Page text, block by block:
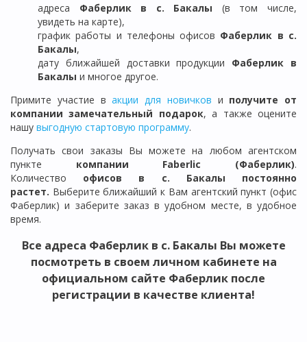
адреса Фаберлик в с. Бакалы (в том числе,
увидеть на карте),
график работы и телефоны офисов Фаберлик в с.
Бакалы,
дату ближайшей доставки продукции Фаберлик в
Бакалы и многое другое.
Примите участие вакции для новичков и получите от
компании замечательный подарок, а также оцените
нашу выгодную стартовую программу.
Получать свои заказы Вы можете на любом агентском
пункте компании Faberlic (Фаберлик).
Количество офисов в с. Бакалы постоянно
растет. Выберите ближайший к Вам агентский пункт (офис
Фаберлик) и заберите заказ в удобном месте, в удобное
время.
Все адреса Фаберлик в с. Бакалы Вы можете
посмотреть в своем личном кабинете на
официальном сайте Фаберлик после
регистрации в качестве клиента!